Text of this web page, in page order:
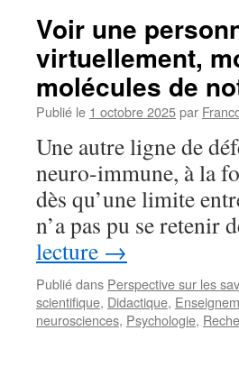
les
vertébrés
et
la
femelle
négligée »
:
La
complexité
des
voies
génitales
certaines
espèces
et
Voir une
virtuellement,
molécules de
Publié le 1 octobre 2025par
Une autre ligne de
neuro-immune, à la
dès qu’une limite
n’a pas pu se
lecture →
Publié dans Perspective sur les
scientifique, Didactique,
neurosciences, Psychologie,